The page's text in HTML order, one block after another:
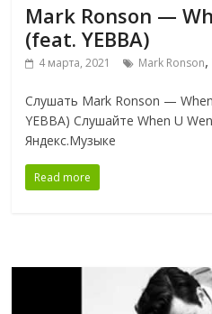
Mark Ronson —
(feat. YEBBA)
4 марта, 2021 Mark Ronson,
Слушать Mark Ronson —
YEBBA) Слушайте When U
Яндекс.Музыке
Read more